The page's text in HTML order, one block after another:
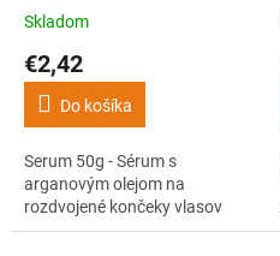
končeky vlasov
Skladom
€2,42
Do košíka
Serum 50g - Sérum s
arganovým olejom na
rozdvojené končeky vlasov